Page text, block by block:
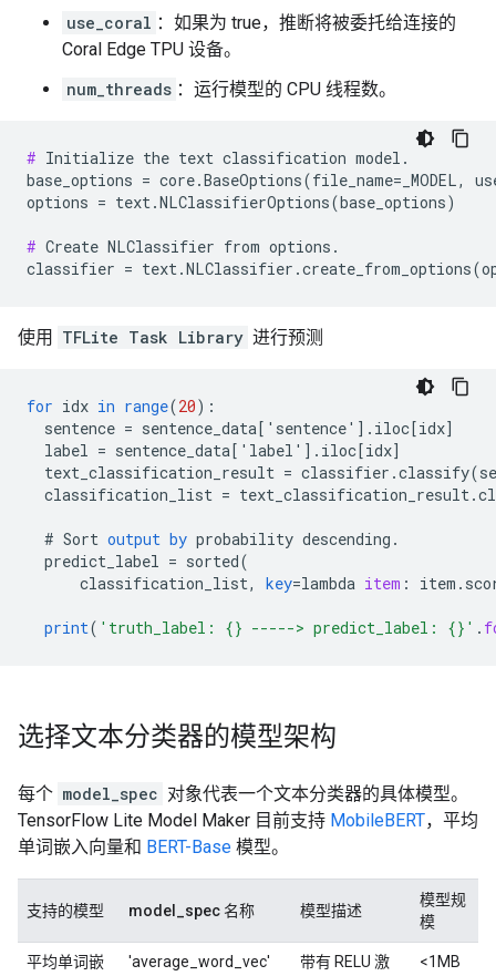
use_coral ：如果为 true，推断将被委托给连接的
Coral Edge TPU 设备。
num_threads ：运行模型的 CPU 线程数。
# Initialize the text classification model.
base_options = core.BaseOptions(file_name=_MODEL,
options = text.NLClassifierOptions(base_options)
# Create NLClassifier from options.
使用 TFLite Task Library 进行预测
for idx in range(20) :
sentence = sentence_data[ 'sentence' ] . iloc[idx]
label = sentence_data[ 'label' ] . iloc[idx]
text_classification_result = classifier .classify(
classification_list = text_classification_result.
# Sort output by probability descending .
predict_label = sorted(
classification_list, key=lambda item : item .
print( 'truth_label: {} -----> predict_label: {}' .
选择文本分类器的模型架构
每个 model_spec 对象代表一个文本分类器的具体模型。
TensorFlow Lite Model Maker 目前支持 MobileBERT，平均
单词嵌入向量和 BERT-Base 模型。
支持的模型 model_spec 名称 模型描述
模型规
模
平均单词嵌
'average_word_vec'
带有 RELU 激
<1MB